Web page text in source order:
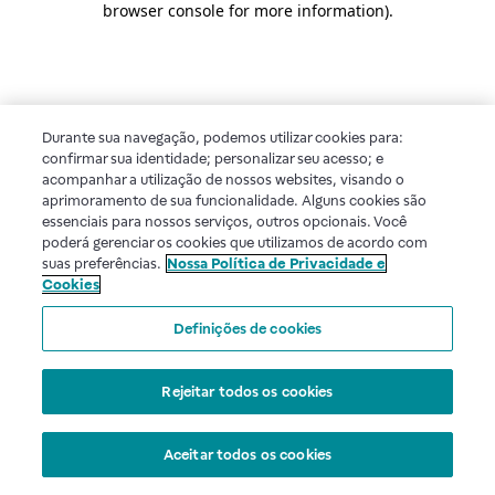
browser console for more information).
Durante sua navegação, podemos utilizar cookies para:
confirmar sua identidade; personalizar seu acesso; e
acompanhar a utilização de nossos websites, visando o
aprimoramento de sua funcionalidade. Alguns cookies são
essenciais para nossos serviços, outros opcionais. Você
poderá gerenciar os cookies que utilizamos de acordo com
suas preferências. Nossa Política de Privacidade e
Cookies
Definições de cookies
Rejeitar todos os cookies
Aceitar todos os cookies